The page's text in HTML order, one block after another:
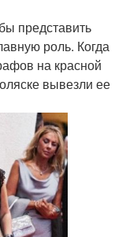
представить
роль. Когда
на красной
вывезли ее